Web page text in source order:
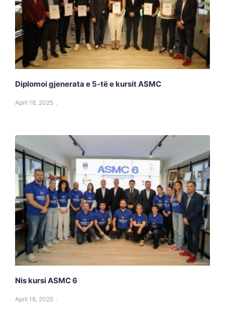
Diplomoi gjenerata e 5-të e kursit ASMC
April 18, 2025
Nis kursi ASMC 6
April 16, 2025